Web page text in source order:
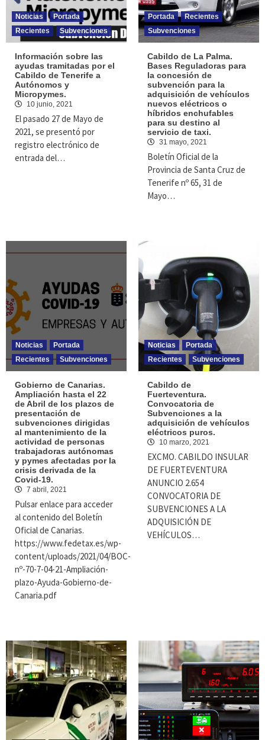
Noticias
Portada
Recientes
Subvenciones
Información sobre las
ayudas tramitadas por el
Cabildo de Tenerife a
Autónomos y
Micropymes.
10 junio, 2021
El pasado 27 de Mayo de
2021, se presentó por
registro electrónico de
entrada del…
Portada
Recientes
Subvenciones
Cabildo de La Palma.
Bases Reguladoras para
la concesión de
subvención para la
adquisición de vehículos
nuevos eléctricos o
híbridos enchufables
para su destino al
servicio de taxi.
31 mayo, 2021
Boletín Oficial de la
Provincia de Santa Cruz de
Tenerife nº 65, 31 de
Mayo…
Noticias
Portada
Recientes
Subvenciones
Gobierno de Canarias.
Ampliación hasta el 22
de Abril de los plazos de
presentación de
subvenciones dirigidas
al mantenimiento de la
actividad de personas
trabajadoras autónomas
y pymes afectadas por la
crisis derivada de la
Covid-19.
7 abril, 2021
Pulsar enlace para acceder
al contenido del Boletín
Oficial de Canarias.
https://www.fedetax.es/wp-
content/uploads/2021/04/BOC-
nº-70-7-04-21-Ampliación-
plazo-Ayuda-Gobierno-de-
Canaria.pdf
Noticias
Portada
Recientes
Subvenciones
Cabildo de
Fuerteventura.
Convocatoria de
Subvenciones a la
adquisición de vehículos
eléctricos puros.
10 marzo, 2021
EXCMO. CABILDO INSULAR
DE FUERTEVENTURA
ANUNCIO 2.654
CONVOCATORIA DE
SUBVENCIONES A LA
ADQUISICIÓN DE
VEHÍCULOS…